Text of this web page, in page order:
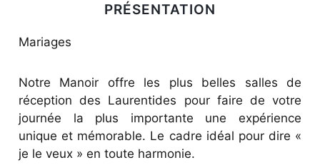
PRÉSENTATION
Mariages
Notre Manoir offre les plus belles salles de
réception des Laurentides pour faire de votre
journée la plus importante une expérience
unique et mémorable. Le cadre idéal pour dire «
je le veux » en toute harmonie.